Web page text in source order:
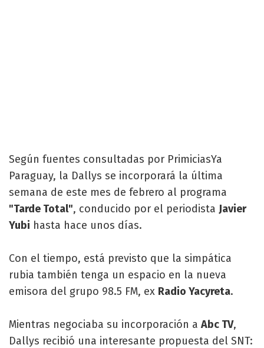
Según fuentes consultadas por PrimiciasYa
Paraguay, la Dallys se incorporará la última
semana de este mes de febrero al programa
"Tarde Total", conducido por el periodista Javier
Yubi hasta hace unos días.
Con el tiempo, está previsto que la simpática
rubia también tenga un espacio en la nueva
emisora del grupo 98.5 FM, ex Radio Yacyreta.
Mientras negociaba su incorporación a Abc TV,
Dallys recibió una interesante propuesta del SNT: